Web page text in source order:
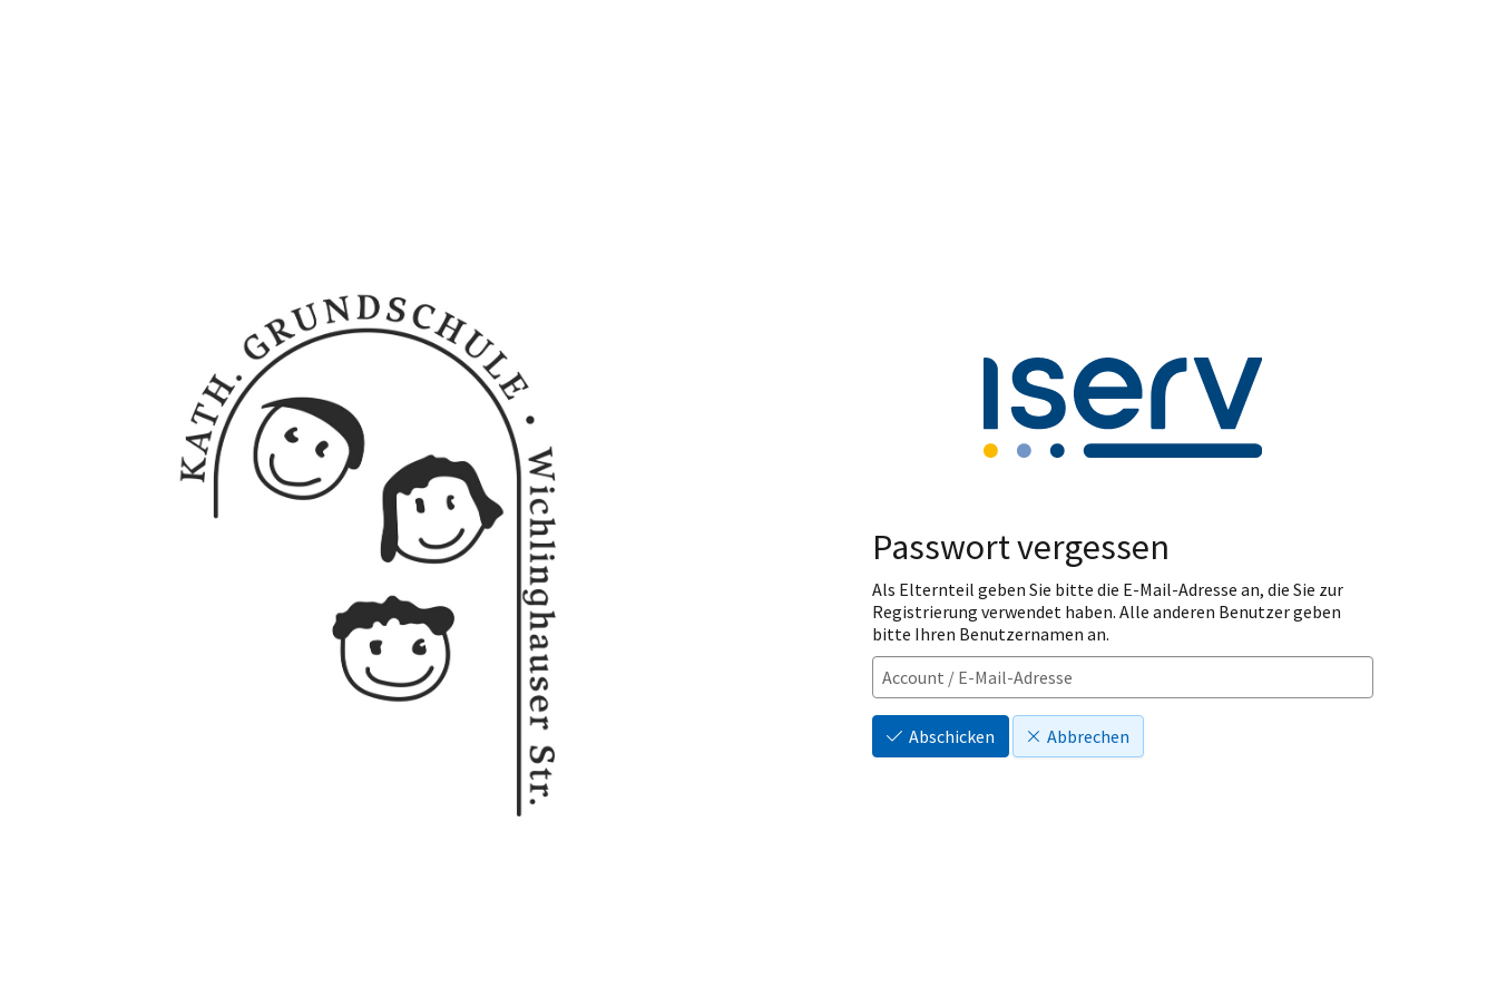
Passwort vergessen
Als Elternteil geben Sie bitte die E-Mail-Adresse an, die Sie zur
Registrierung verwendet haben. Alle anderen Benutzer geben
bitte Ihren Benutzernamen an.
Abschicken Abbrechen